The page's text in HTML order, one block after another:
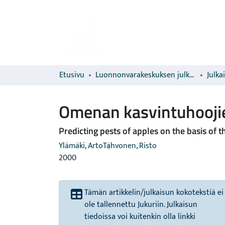
Etusivu Luonnonvarakeskuksen julkaisut
Omenan
Predicting pests of apples on the basis of
Ylämäki, ArtoTahvonen, Risto
2000
Tämän artikkelin/julkaisun kokotekstiä ei
ole tallennettu Jukuriin. Julkaisun
tiedoissa voi kuitenkin olla linkki